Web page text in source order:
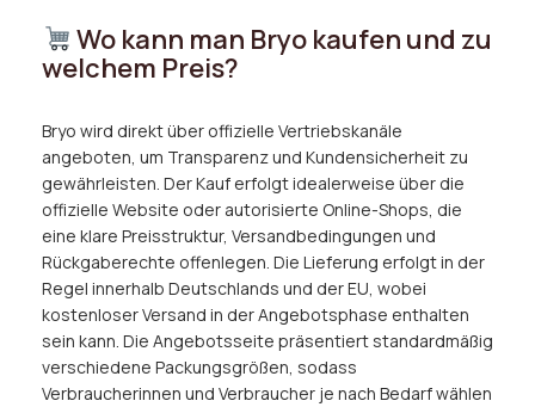
Wo kann man Bryo kaufen und zu
welchem Preis?
Bryo wird direkt über offizielle Vertriebskanäle
angeboten, um Transparenz und Kundensicherheit zu
gewährleisten. Der Kauf erfolgt idealerweise über die
offizielle Website oder autorisierte Online-Shops, die
eine klare Preisstruktur, Versandbedingungen und
Rückgaberechte offenlegen. Die Lieferung erfolgt in der
Regel innerhalb Deutschlands und der EU, wobei
kostenloser Versand in der Angebotsphase enthalten
sein kann. Die Angebotsseite präsentiert standardmäßig
verschiedene Packungsgrößen, sodass
Verbraucherinnen und Verbraucher je nach Bedarf wählen